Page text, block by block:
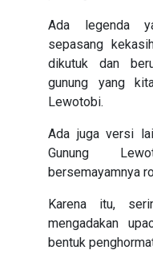
Ada legenda
sepasang
dikutuk dan
gunung yang
Lewotobi.
Ada juga versi
Gunung
bersemayamnya
Karena itu,
mengadakan
bentuk